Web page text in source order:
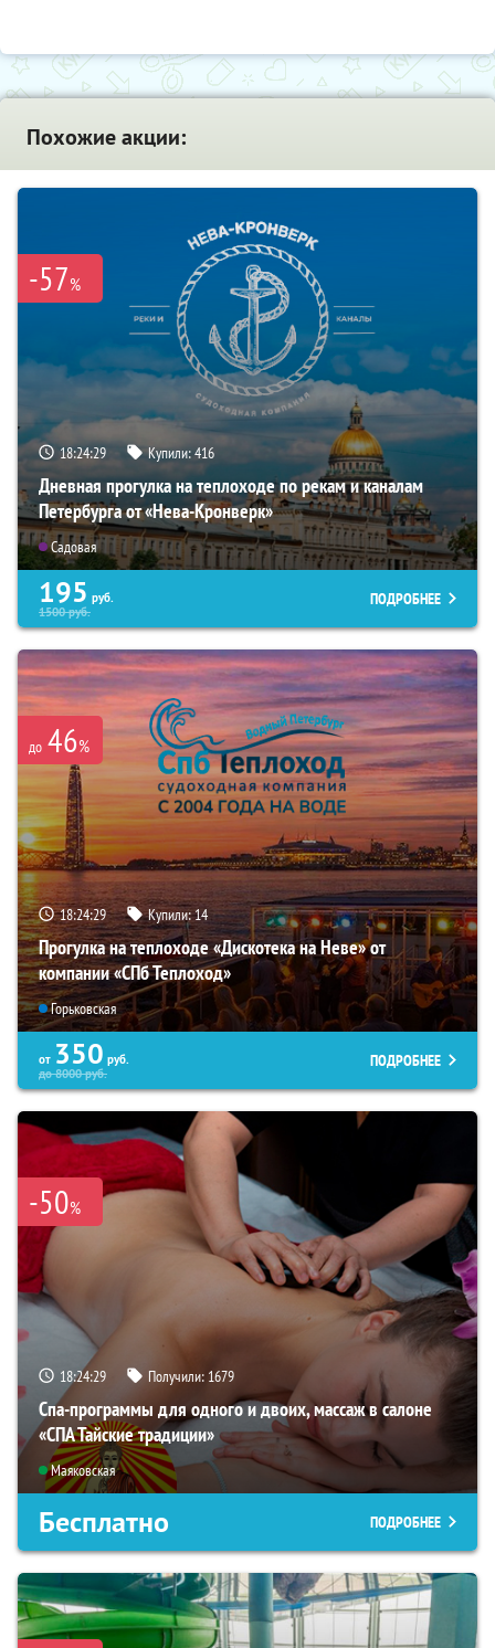
Похожие акции:
-57%
18:24:28 Купили:416
Дневная прогулка на теплоходе по рекам и каналам
Петербурга от «Нева-Кронверк»
Садовая
195 руб.
1500руб.
ПОДРОБНЕЕ
до 46%
18:24:28 Купили:14
Прогулка на теплоходе «Дискотека на Неве» от
компании «СПб Теплоход»
Горьковская
от 350 руб.
до8000руб.
ПОДРОБНЕЕ
-50%
18:24:28 Получили: 1679
Спа-программы для одного и двоих, массаж в салоне
«СПА Тайские традиции»
Маяковская
Бесплатно ПОДРОБНЕЕ